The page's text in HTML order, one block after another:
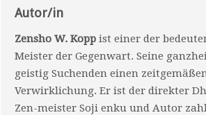
Autor/in
Zensho W. Kopp ist einer der
Meister der Gegenwart. Seine
geistig Suchenden einen
Verwirklichung. Er ist der direkter
Zen-meister Soji enku und Autor